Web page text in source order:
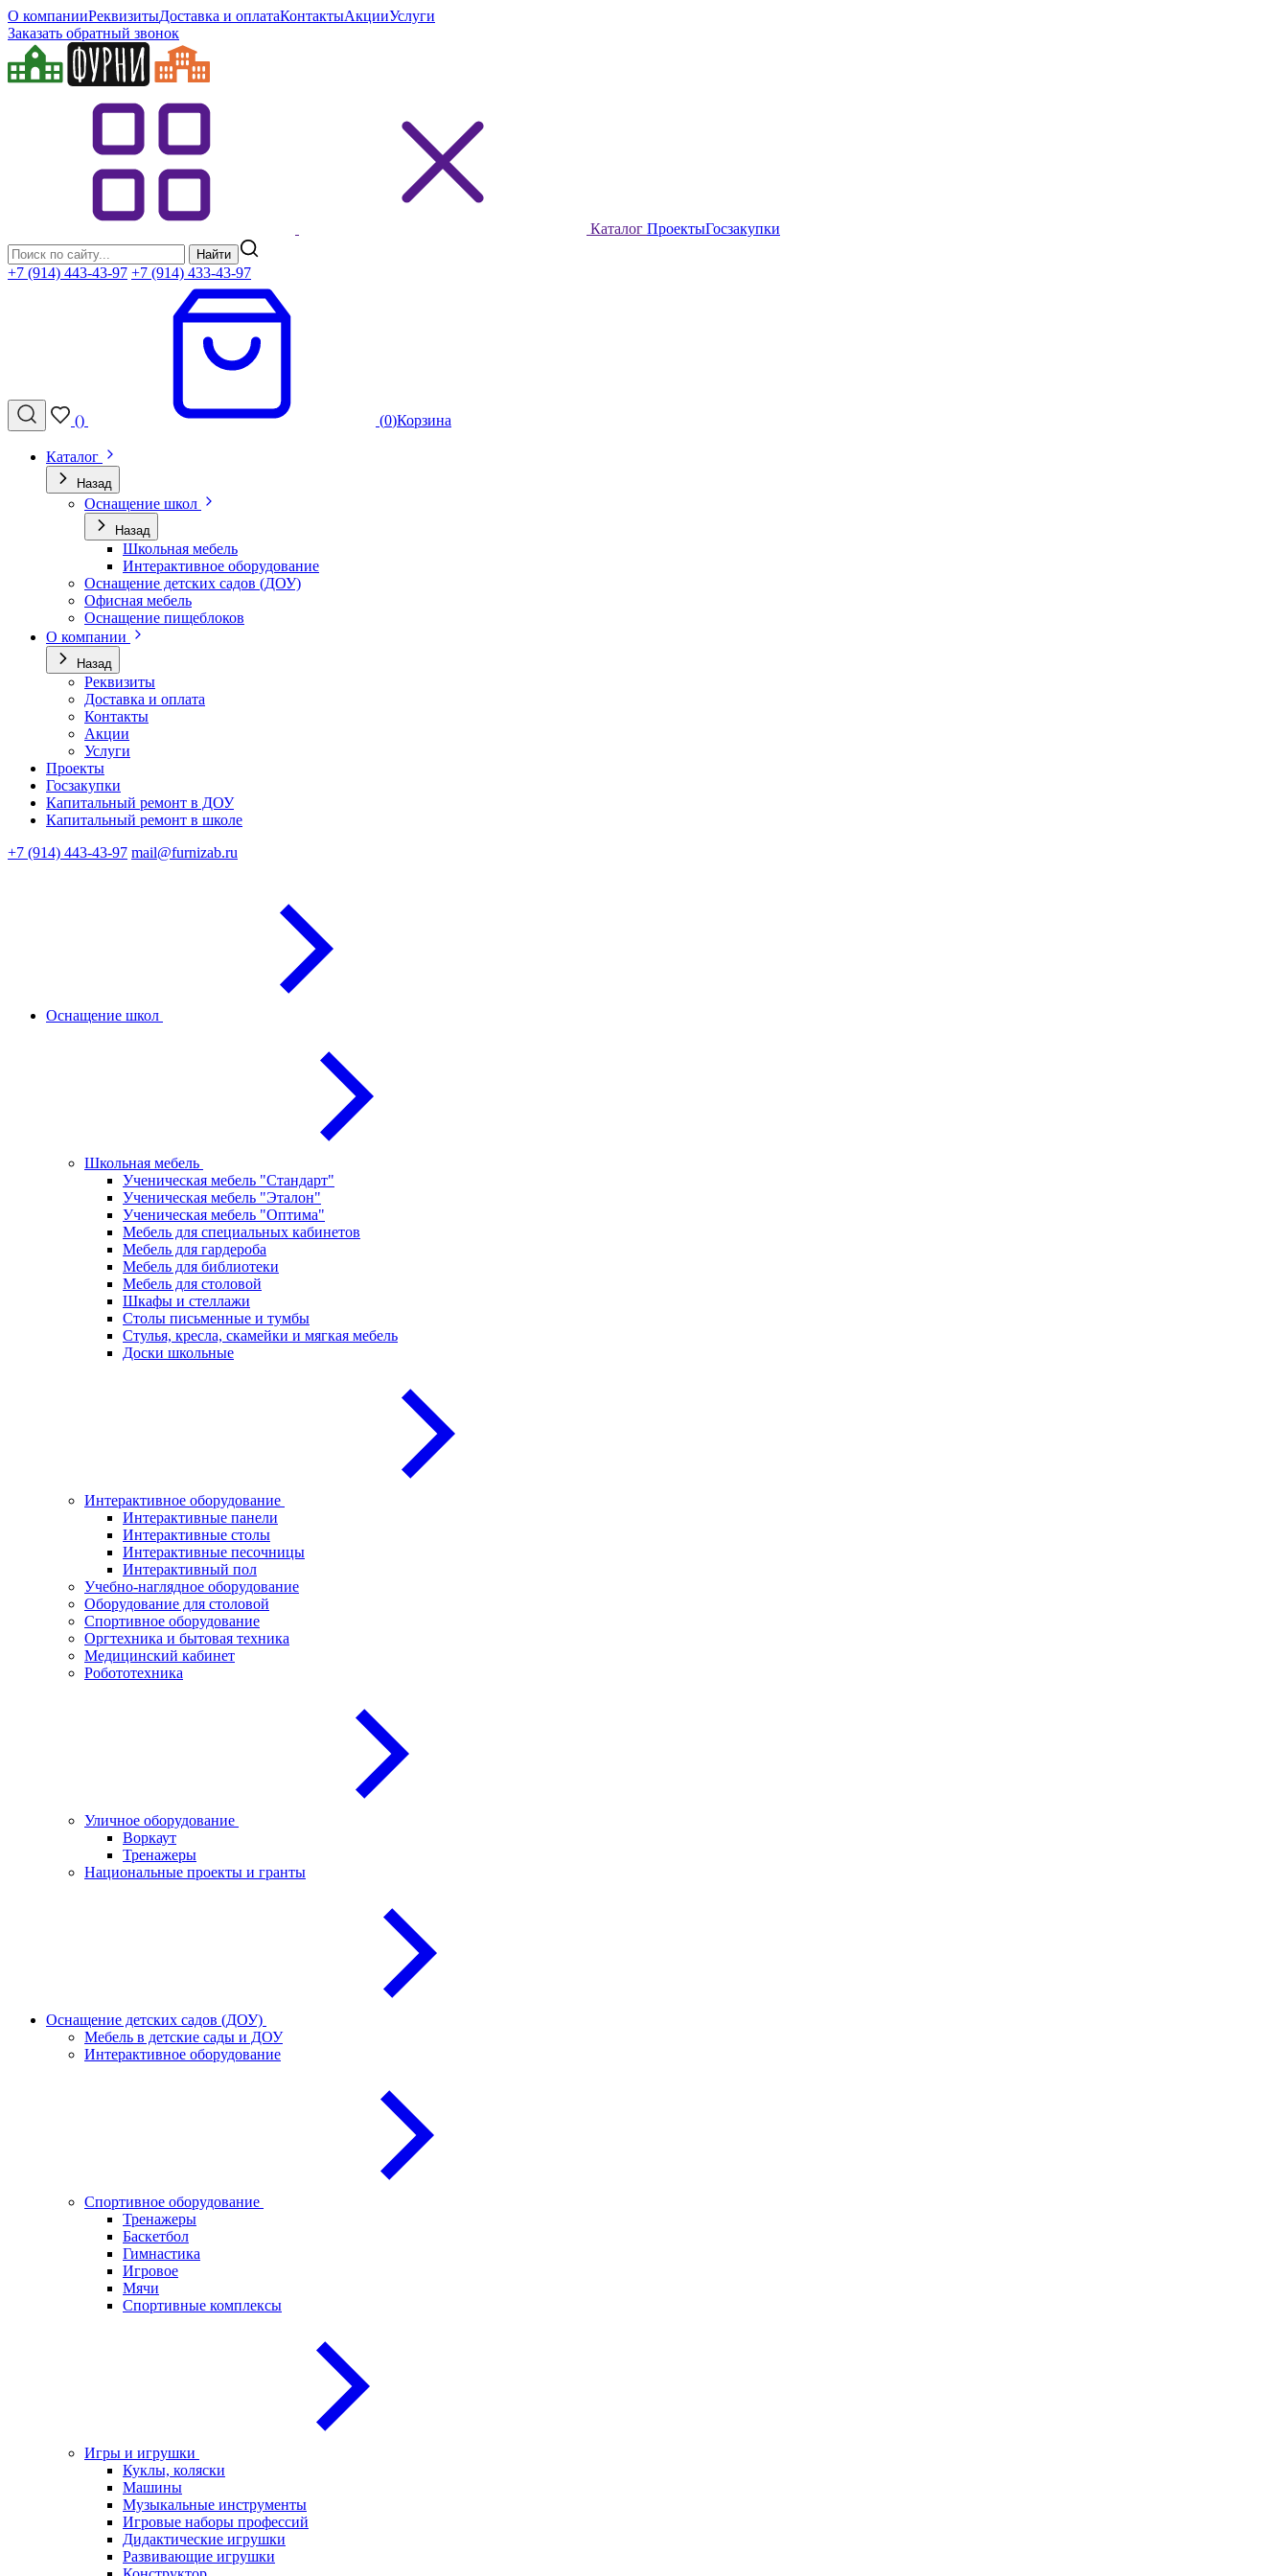
О компанииРеквизитыДоставка и оплатаКонтактыАкцииУслуги
Заказать обратный звонок
Каталог ПроектыГосзакупки
Найти
+7 (914) 443-43-97 +7 (914) 433-43-97
() (0)Корзина
Каталог
Назад
Оснащение школ
Назад
Школьная мебель
Интерактивное оборудование
Оснащение детских садов (ДОУ)
Офисная мебель
Оснащение пищеблоков
О компании
Назад
Реквизиты
Доставка и оплата
Контакты
Акции
Услуги
Проекты
Госзакупки
Капитальный ремонт в ДОУ
Капитальный ремонт в школе
+7 (914) 443-43-97 mail@furnizab.ru
Оснащение школ
Школьная мебель
Ученическая мебель "Стандарт"
Ученическая мебель "Эталон"
Ученическая мебель "Оптима"
Мебель для специальных кабинетов
Мебель для гардероба
Мебель для библиотеки
Мебель для столовой
Шкафы и стеллажи
Столы письменные и тумбы
Стулья, кресла, скамейки и мягкая мебель
Доски школьные
Интерактивное оборудование
Интерактивные панели
Интерактивные столы
Интерактивные песочницы
Интерактивный пол
Учебно-наглядное оборудование
Оборудование для столовой
Спортивное оборудование
Оргтехника и бытовая техника
Медицинский кабинет
Робототехника
Уличное оборудование
Воркаут
Тренажеры
Национальные проекты и гранты
Оснащение детских садов (ДОУ)
Мебель в детские сады и ДОУ
Интерактивное оборудование
Спортивное оборудование
Тренажеры
Баскетбол
Гимнастика
Игровое
Мячи
Спортивные комплексы
Игры и игрушки
Куклы, коляски
Машины
Музыкальные инструменты
Игровые наборы профессий
Дидактические игрушки
Развивающие игрушки